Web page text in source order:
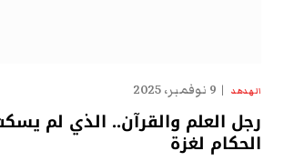
الهدهد 9 نوفمبر، 2025
رجل العلم والقرآن.. الذي لم
الحكام لغزة